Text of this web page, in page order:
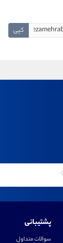
کپی
پشتیبانی
سوالات متداول